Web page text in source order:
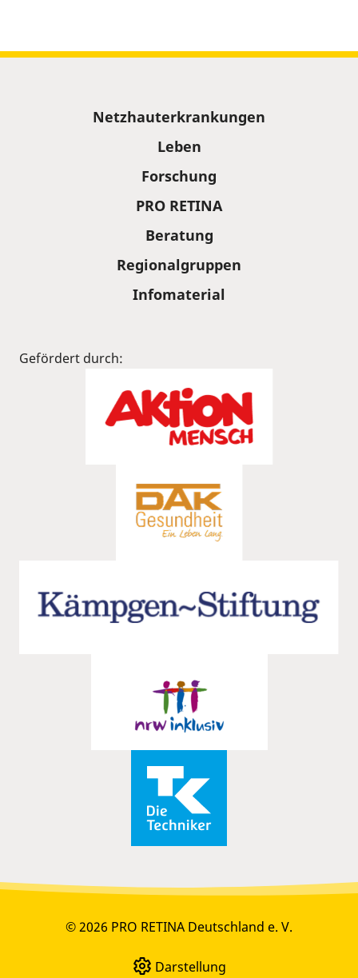
Netzhauterkrankungen
Leben
Forschung
PRO RETINA
Beratung
Regionalgruppen
Infomaterial
Gefördert durch:
© 2026 PRO RETINA Deutschland e. V.
Darstellung